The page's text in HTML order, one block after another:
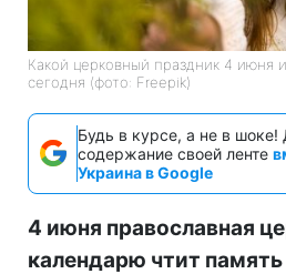
Какой церковный праздник 4 июня
сегодня (фото: Freepik)
Будь в курсе, а не в шоке!
содержание своей ленте
Украина в Google
4 июня православная
календарю чтит память